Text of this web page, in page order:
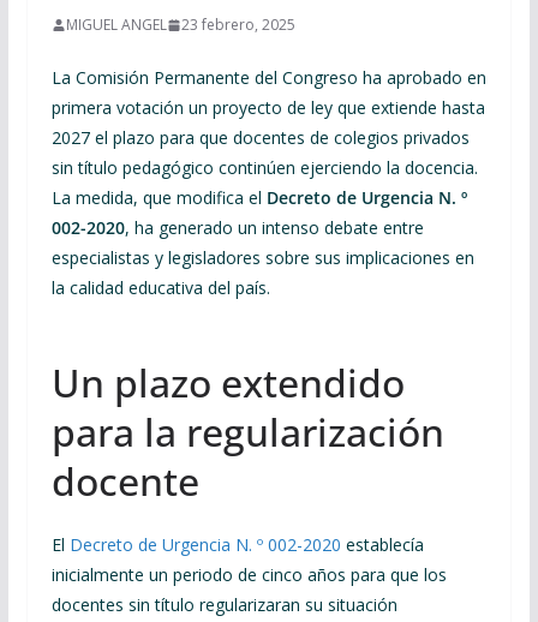
MIGUEL ANGEL 23 febrero, 2025
La Comisión Permanente del Congreso ha aprobado en
primera votación un proyecto de ley que extiende hasta
2027 el plazo para que docentes de colegios privados
sin título pedagógico continúen ejerciendo la docencia.
La medida, que modifica el Decreto de Urgencia N. º
002-2020, ha generado un intenso debate entre
especialistas y legisladores sobre sus implicaciones en
la calidad educativa del país.
Un plazo extendido
para la regularización
docente
El Decreto de Urgencia N. º 002-2020 establecía
inicialmente un periodo de cinco años para que los
docentes sin título regularizaran su situación